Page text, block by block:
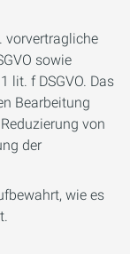
vorvertragliche
sowie
lit. f DSGVO. Das
Bearbeitung
von
der
wie es